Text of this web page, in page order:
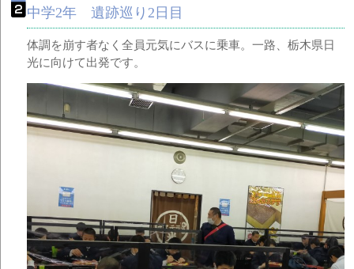
中学2年 遺跡巡り2日目
体調を崩す者なく全員元気にバスに乗車。一路、栃木県日
光に向けて出発です。